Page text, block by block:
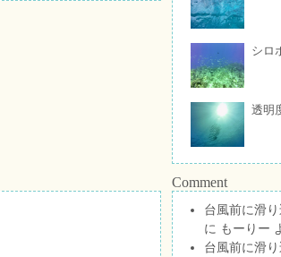
シロ
透明
Comment
台風前に滑
に もーりー
台風前に滑